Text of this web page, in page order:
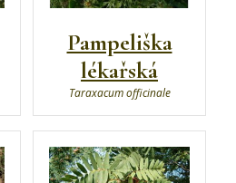
Pampeliška
lékařská
Taraxacum officinale